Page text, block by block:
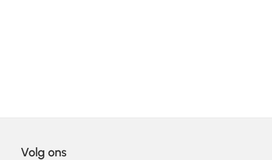
Volg ons